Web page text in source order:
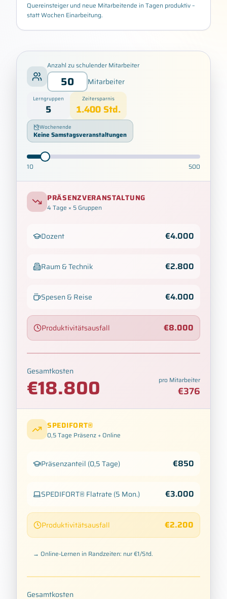
Quereinsteiger und neue Mitarbeitende in Tagen produktiv –
statt Wochen Einarbeitung.
Anzahl zu schulender Mitarbeiter
Mitarbeiter
Lerngruppen
5
Zeitersparnis
1.400Std.
Wochenende
Keine Samstagsveranstaltungen
10 500
PRÄSENZVERANSTALTUNG
4Tage × 5 Gruppen
Dozent €4.000
Raum & Technik €2.800
Spesen & Reise €4.000
Produktivitätsausfall €8.000
Gesamtkosten
€18.800 pro Mitarbeiter
€376
SPEDIFORT®
0,5 Tage Präsenz + Online
Präsenzanteil (0,5 Tage) €850
SPEDIFORT® Flatrate (5 Mon.) €3.000
Produktivitätsausfall €2.200
→ Online-Lernen in Randzeiten: nur €1/Std.
Gesamtkosten